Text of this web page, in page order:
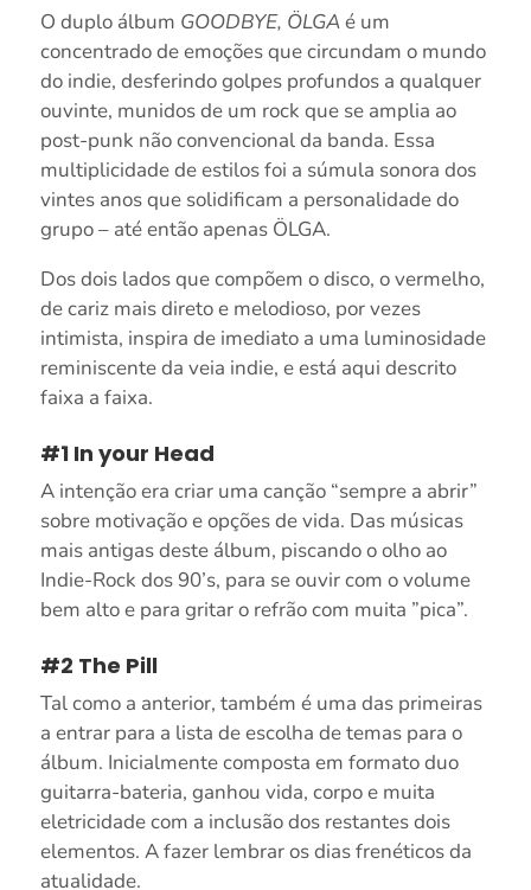
O duplo álbum GOODBYE, ÖLGAé um
concentrado de emoções que circundam o mundo
do indie, desferindo golpes profundos a qualquer
ouvinte, munidos de um rock que se amplia ao
post-punk não convencional da banda. Essa
multiplicidade de estilos foi a súmula sonora dos
vintes anos que solidificam a personalidade do
grupo – até então apenas ÖLGA.
Dos dois lados que compõem o disco, o vermelho,
de cariz mais direto e melodioso, por vezes
intimista, inspira de imediato a uma luminosidade
reminiscente da veia indie, e está aqui descrito
faixa a faixa.
#1 In your Head
A intenção era criar uma canção “sempre a abrir”
sobre motivação e opções de vida. Das músicas
mais antigas deste álbum, piscando o olho ao
Indie-Rock dos 90’s, para se ouvir com o volume
bem alto e para gritar o refrão com muita ”pica”.
#2 The Pill
Tal como a anterior, também é uma das primeiras
a entrar para a lista de escolha de temas para o
álbum. Inicialmente composta em formato duo
guitarra-bateria, ganhou vida, corpo e muita
eletricidade com a inclusão dos restantes dois
elementos. A fazer lembrar os dias frenéticos da
atualidade.